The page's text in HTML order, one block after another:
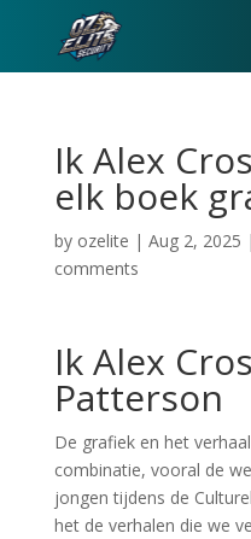
Ik Alex
elk boek
by ozelite | Aug 2, 2025 |
comments
Ik Alex
Patterson
De grafiek en het
combinatie, vooral de
jongen tijdens de
het de verhalen die we